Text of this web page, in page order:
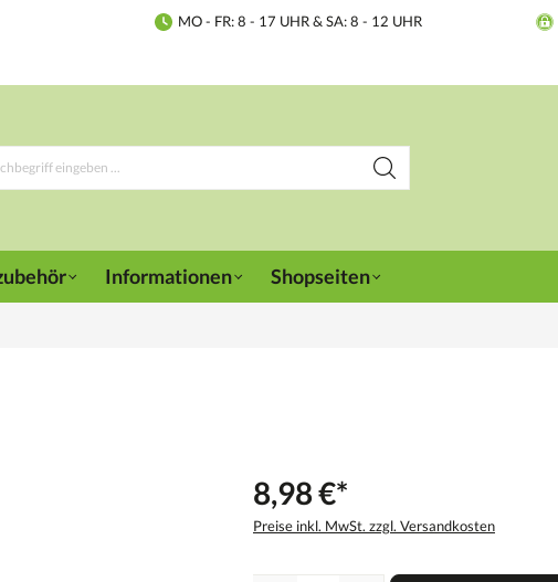
MO - FR: 8 - 17 UHR & SA: 8 - 12 UHR
Informationen Shopseiten
8,98 €*
Preise inkl. MwSt. zzgl. Versandkosten